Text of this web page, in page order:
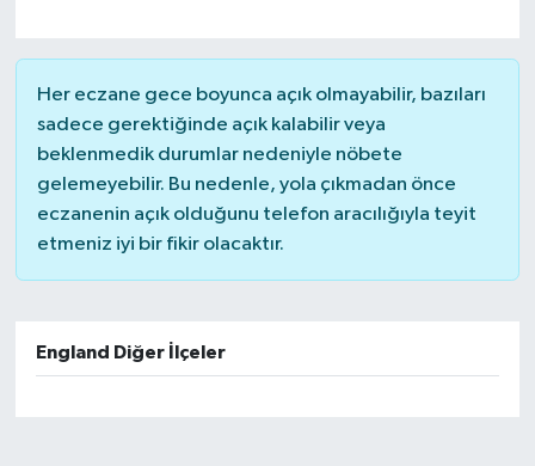
Her eczane gece boyunca açık olmayabilir, bazıları
sadece gerektiğinde açık kalabilir veya
beklenmedik durumlar nedeniyle nöbete
gelemeyebilir. Bu nedenle, yola çıkmadan önce
eczanenin açık olduğunu telefon aracılığıyla teyit
etmeniz iyi bir fikir olacaktır.
England Diğer İlçeler